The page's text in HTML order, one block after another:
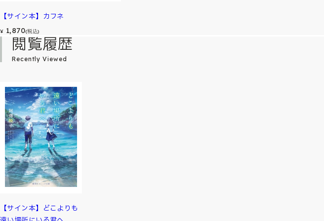
【サイン本】カフネ
¥ 1,870(税込)
閲覧履歴
Recently Viewed
【サイン本】どこよりも